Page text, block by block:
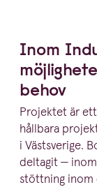
Inom
behov
Projektet är
hållbara
i Västsverige.
deltagit —
stöttning inom